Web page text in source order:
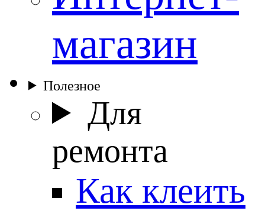
магазин
Полезное
Для
ремонта
Как клеить